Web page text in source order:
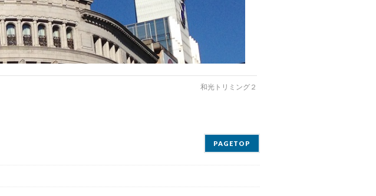
和光トリミング２
PAGETOP